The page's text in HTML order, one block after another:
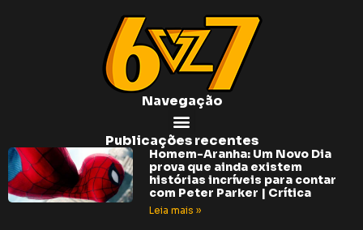
Navegação
Publicações recentes
Homem-Aranha: Um Novo Dia
prova que ainda existem
histórias incríveis para contar
com Peter Parker | Crítica
Leia mais »